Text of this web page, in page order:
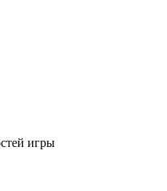
игры